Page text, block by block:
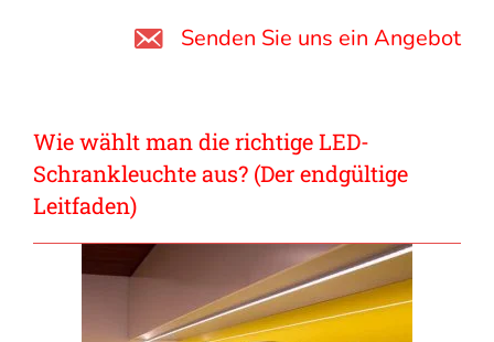
Senden Sie uns ein Angebot
Wie wählt man die richtige LED-
Schrankleuchte aus? (Der endgültige
Leitfaden)